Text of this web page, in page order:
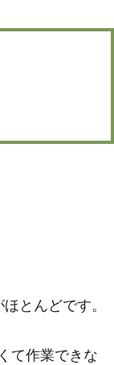
とんどです。
て作業できな